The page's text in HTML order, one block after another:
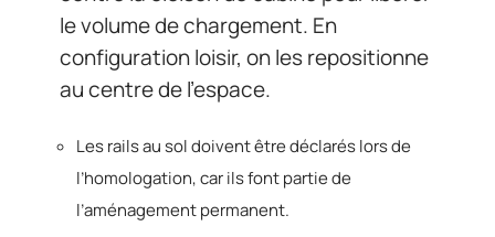
le volume de chargement. En
configuration loisir, on les repositionne
au centre de l’espace.
Les rails au sol doivent être déclarés lors de
l’homologation, car ils font partie de
l’aménagement permanent.